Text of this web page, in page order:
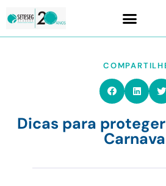
Dicas para